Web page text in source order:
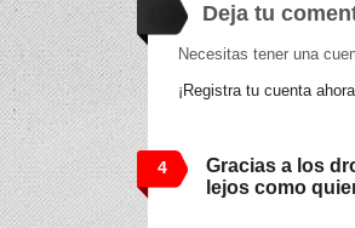
Deja tu
Necesitas tener una
¡Registra tu cuenta
4
Gracias a los
lejos como